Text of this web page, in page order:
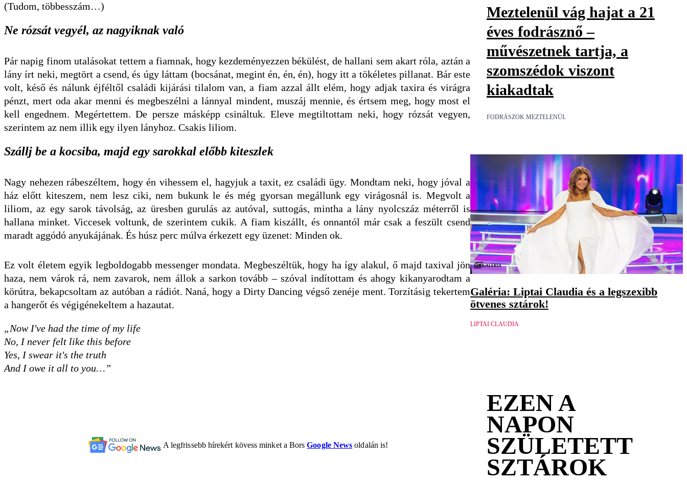
(Tudom, többesszám…)
Ne rózsát vegyél, az nagyiknak való
Pár napig finom utalásokat tettem a fiamnak, hogy kezdeményezzen békülést, de hallani sem akart róla, aztán a
lány írt neki, megtört a csend, és úgy láttam (bocsánat, megint én, én, én), hogy itt a tökéletes pillanat. Bár este
volt, késő és nálunk éjféltől családi kijárási tilalom van, a fiam azzal állt elém, hogy adjak taxira és virágra
pénzt, mert oda akar menni és megbeszélni a lánnyal mindent, muszáj mennie, és értsem meg, hogy most el
kell engednem. Megértettem. De persze másképp csináltuk. Eleve megtiltottam neki, hogy rózsát vegyen,
szerintem az nem illik egy ilyen lányhoz. Csakis liliom.
Szállj be a kocsiba, majd egy sarokkal előbb kiteszlek
Nagy nehezen rábeszéltem, hogy én vihessem el, hagyjuk a taxit, ez családi ügy. Mondtam neki, hogy jóval a
ház előtt kiteszem, nem lesz ciki, nem bukunk le és még gyorsan megállunk egy virágosnál is. Megvolt a
liliom, az egy sarok távolság, az üresben gurulás az autóval, suttogás, mintha a lány nyolcszáz méterről is
hallana minket. Viccesek voltunk, de szerintem cukik. A fiam kiszállt, és onnantól már csak a feszült csend
maradt aggódó anyukájának. És húsz perc múlva érkezett egy üzenet: Minden ok.
Ez volt életem egyik legboldogabb messenger mondata. Megbeszéltük, hogy ha így alakul, ő majd taxival jön
haza, nem várok rá, nem zavarok, nem állok a sarkon tovább – szóval indítottam és ahogy kikanyarodtam a
körútra, bekapcsoltam az autóban a rádiót. Naná, hogy a Dirty Dancing végső zenéje ment. Torzításig tekertem
a hangerőt és végigénekeltem a hazautat.
„Now I've had the time of my life
No, I never felt like this before
Yes, I swear it's the truth
And I owe it all to you…”
A legfrissebb hírekért kövess minket a BorsGoogle News oldalán is!
Meztelenül vág hajat a 21
éves fodrásznő –
művészetnek tartja, a
szomszédok viszont
kiakadtak
FODRÁSZOK MEZTELENÜL
Galéria
Galéria: Liptai Claudia és a legszexibb
ötvenes sztárok!
LIPTAI CLAUDIA
EZEN A
NAPON
SZÜLETETT
SZTÁROK